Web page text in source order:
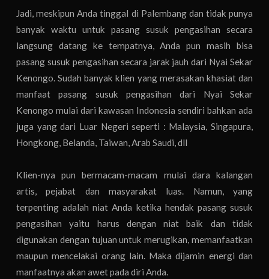
Jadi, meskipun Anda tinggal di Palembang dan tidak punya
banyak waktu untuk pasang susuk pengasihan secara
langsung datang ke tempatnya, Anda pun masih bisa
pasang susuk pengasihan secara jarak jauh dari Nyai Sekar
Kenongo. Sudah banyak klien yang merasakan khasiat dan
manfaat pasang susuk pengasihan dari Nyai Sekar
Kenongo mulai dari kawasan Indonesia sendiri bahkan ada
juga yang dari Luar Negeri seperti : Malaysia, Singapura,
Hongkong, Belanda, Taiwan, Arab Saudi, dll
Klien-nya pun bermacam-macam mulai dara kalangan
artis, pejabat dan masyarakat luas. Namun, yang
terpenting adalah niat Anda ketika hendak pasang susuk
pengasihan yaitu harus dengan niat baik dan tidak
digunakan dengan tujuan untuk merugikan, memanfaatkan
maupun mencelakai orang lain. Maka dijamin energi dan
manfaatnya akan awet pada diri Anda.